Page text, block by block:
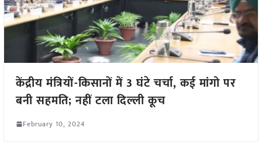
केंद्रीय मंत्रियों-किसानों में 3 घंटे चर्चा, कई मांगो पर
बनी सहमति; नहीं टला दिल्ली कूच
February 10, 2024